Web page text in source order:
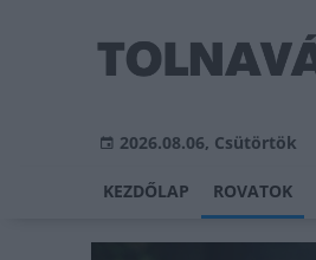
2026.08.06, Csütörtök
KEZDŐLAP ROVATOK